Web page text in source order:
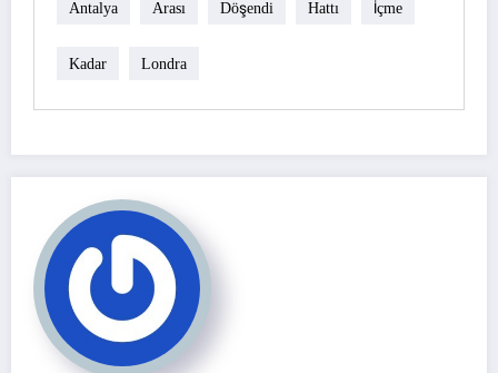
Antalya Arası Döşendi Hattı İçme
Kadar Londra